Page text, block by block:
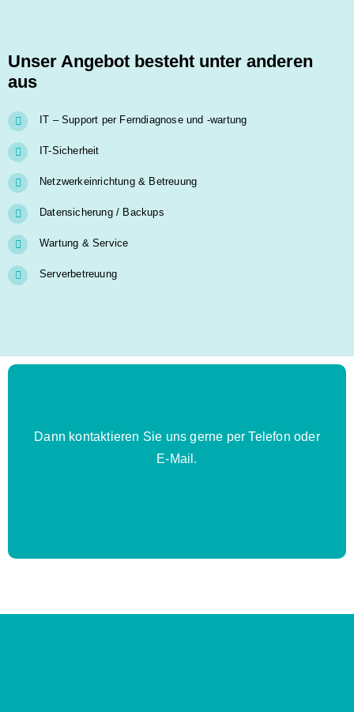
Unser Angebot besteht unter anderen
aus
IT – Support per Ferndiagnose und -wartung
IT-Sicherheit
Netzwerkeinrichtung & Betreuung
Datensicherung / Backups
Wartung & Service
Serverbetreuung
Dann kontaktieren Sie uns gerne per Telefon oder
E-Mail.